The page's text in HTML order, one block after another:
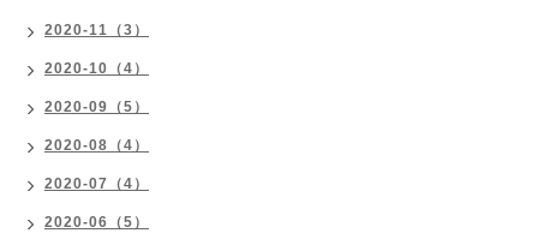
2020-11（3）
2020-10（4）
2020-09（5）
2020-08（4）
2020-07（4）
2020-06（5）